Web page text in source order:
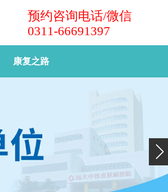
预约咨询电话/微信
0311-66691397
康复之路